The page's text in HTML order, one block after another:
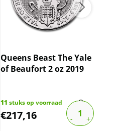
Queens Beast The Yale
of Beaufort 2 oz 2019
11 stuks op voorraad
€217,16